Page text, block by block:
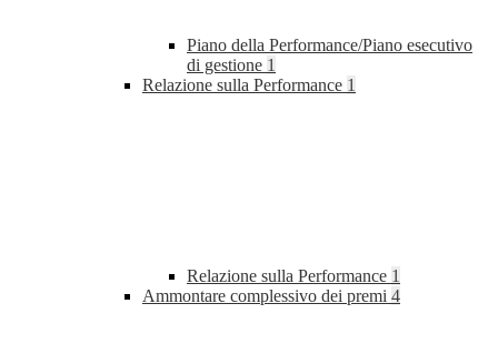
Piano della Performance/Piano esecutivo
di gestione 1
Relazione sulla Performance 1
Relazione sulla Performance 1
Ammontare complessivo dei premi 4